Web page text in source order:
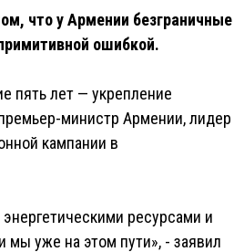
что у Армении безграничные
ошибкой.
пять лет — укрепление
министр Армении, лидер
кампании в
ресурсами и
мы уже на этом пути», - заявил